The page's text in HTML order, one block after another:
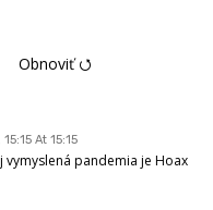
Obnoviť ⭯
At 15:15
vymyslená pandemia je Hoax